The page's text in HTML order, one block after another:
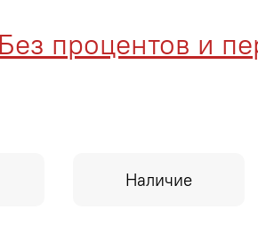
процентов и
Наличие